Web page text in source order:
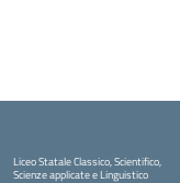
Liceo Statale Classico, Scientifico,
Scienze applicate e Linguistico